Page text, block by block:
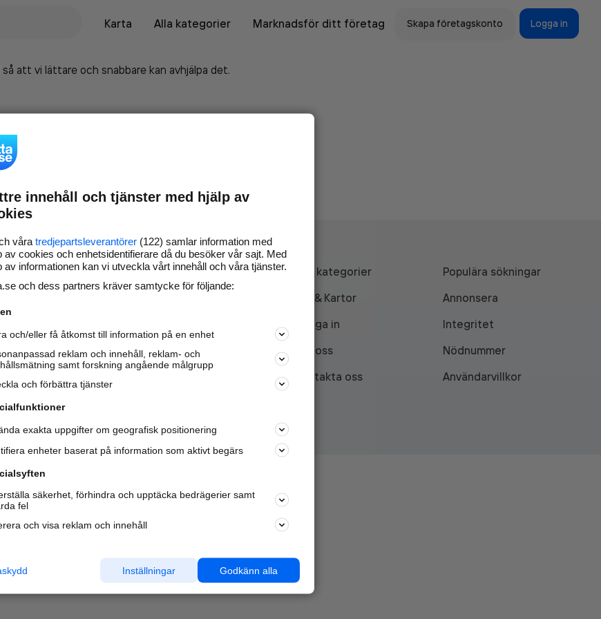
Karta
Alla kategorier Marknadsför ditt företag Skapa företagskonto Logga in
att vi lättare och snabbare kan avhjälpa det.
Marknadsför företaget på
nya kunder och
samarbetspartners nära dig.
Läs mer här
Alla kategorier
Populära sökningar
API & Kartor
Annonsera
Logga in
Integritet
Om oss
Nödnummer
Kontakta oss
Användarvillkor
innehåll och tjänster med hjälp av
våra tredjepartsleverantörer (122) samlar information med
av cookies och enhetsidentifierare då du besöker vår sajt. Med
av informationen kan vi utveckla vårt innehåll och våra tjänster.
och dess partners kräver samtycke för följande:
och/eller få åtkomst till information på en enhet
reklam och innehåll, reklam- och
samt forskning angående målgrupp
och förbättra tjänster
exakta uppgifter om geografisk positionering
enheter baserat på information som aktivt begärs
säkerhet, förhindra och upptäcka bedrägerier samt
fel
och visa reklam och innehåll
Godkänn alla
Inställningar